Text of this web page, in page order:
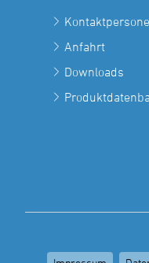
Anfahrt
Downloads